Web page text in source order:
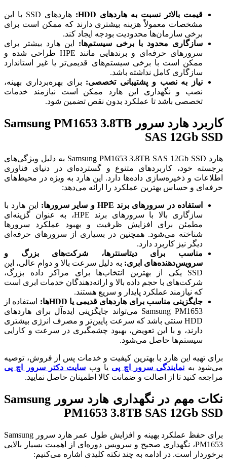
قیمت بالاتر نسبت به هاردهای HDD:
هاردهای SSD با این
مشخصات معمولاً هزینه بیشتری دارند که ممکن است برای
برخی سازمان‌ها محدودیت بودجه ایجاد کند.
سازگاری محدود با برخی سیستم‌ها: این هارد بیشتر برای
سرورهای حرفه‌ای و برندهایی مانند HPE طراحی شده و
ممکن است با برخی سیستم‌های قدیمی‌تر یا غیر استاندارد
سازگاری کامل نداشته باشد.
نیاز به نصب و پشتیبانی تخصصی: برای بهره‌برداری بهینه،
نصب و نگهداری این هارد ممکن است نیازمند خدمات
تخصصی باشد تا عملکرد بدون نقص تضمین شود.
کاربرد هارد سرور Samsung PM1653 3.8TB
SAS 12Gb SSD
هارد Samsung PM1653 3.8TB SAS 12Gb SSD به دلیل ویژگی‌های
برجسته خود، کاربردهای متنوع و گسترده‌ای در دنیای فناوری
اطلاعات و ذخیره‌سازی داده‌ها دارد. این هارد به ویژه در محیط‌های
حرفه‌ای و حساس بهترین عملکرد را ارائه می‌دهد:
استفاده در سرورهای برند HPE و سایر سرورها:
این هارد با
سازگاری بالا با سرورهای برند HPE، به عنوان گزینه‌ای
مطمئن برای افزایش ظرفیت و بهبود عملکرد سرورها
شناخته می‌شود. همچنین در بسیاری از سرورهای حرفه‌ای
دیگر نیز کاربرد دارد.
مناسب برای دیتاسنترها، شرکت‌های بزرگ و
سرویس‌دهنده‌های ابری: به دلیل سرعت بالا و دوام عالی، این
SSD یکی از بهترین انتخاب‌ها برای مراکز داده بزرگ،
شرکت‌های با حجم داده بالا و ارائه‌دهندگان خدمات ابری است
که نیازمند عملکرد پایدار و سریع هستند.
جایگزینی مناسب برای هاردهای قدیمی یا HDDها:
استفاده از
Samsung PM1653 می‌تواند جایگزینی ایده‌آل برای هاردهای
HDD سنتی باشد که سرعت پایین‌تر و مصرف انرژی بیشتری
دارند، و با این تعویض، بهبود چشمگیری در سرعت و کارایی
سیستم‌ها حاصل می‌شود.
برای تهیه این هارد با بهترین کیفیت و خدمات پس از فروش، توصیه
می‌شود به نمایندگی سرور اچ پی یا وب سایت دکتر سرور اچ پی
مراجعه کنید تا از اصالت و ضمانت کالا اطمینان حاصل نمایید.
نکات مهم در نگهداری هارد سرور Samsung
PM1653 3.8TB SAS 12Gb SSD
برای حفظ عملکرد بهینه و افزایش طول عمر هارد سرور Samsung
PM1653، نگهداری صحیح و سرویس دوره‌ای از اهمیت بسیار بالایی
برخوردار است. در ادامه به چند نکته کلیدی اشاره می‌کنیم: